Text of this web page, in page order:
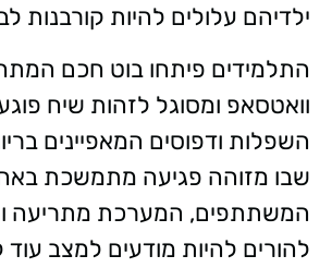
ילדיהם עלולים להיות קורבנות
התלמידים פיתחו בוט חכם
וואטסאפ ומסוגל לזהות שיח
השפלות ודפוסים המאפיינים
שבו מזוהה פגיעה מתמשכת
המשתתפים, המערכת מתריעה
להורים להיות מודעים למצב עוד